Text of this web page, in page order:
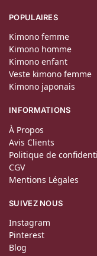
POPULAIRES
Kimono femme
Kimono homme
Kimono enfant
Veste kimono femme
Kimono japonais
INFORMATIONS
À Propos
Avis Clients
Politique de
CGV
Mentions Légales
SUIVEZ NOUS
Instagram
Pinterest
Blog